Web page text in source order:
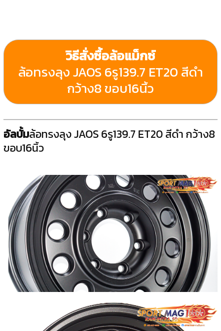
วิธีสั่งซื้อล้อแม็กซ์
ล้อทรงลุง JAOS 6รู139.7 ET20 สีดำ
กว้าง8 ขอบ16นิ้ว
อัลบั้มล้อทรงลุง JAOS 6รู139.7 ET20 สีดำ กว้าง8
ขอบ16นิ้ว